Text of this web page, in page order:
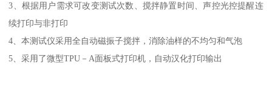
3、根据用户需求可改变测试次数、搅拌静置时间、声控光控提醒连
续打印与非打印
4、本测试仪采用全自动磁振子搅拌，消除油样的不均匀和气泡
5、采用了微型TPU－A面板式打印机，自动汉化打印输出